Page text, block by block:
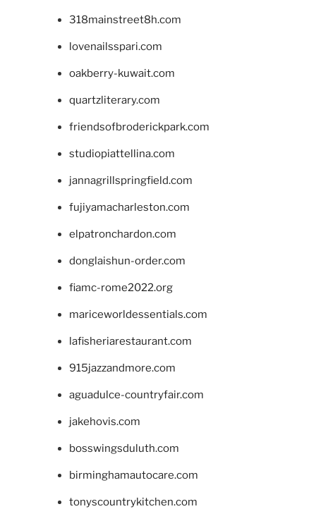
318mainstreet8h.com
lovenailsspari.com
oakberry-kuwait.com
quartzliterary.com
friendsofbroderickpark.com
studiopiattellina.com
jannagrillspringfield.com
fujiyamacharleston.com
elpatronchardon.com
donglaishun-order.com
fiamc-rome2022.org
mariceworldessentials.com
lafisheriarestaurant.com
915jazzandmore.com
aguadulce-countryfair.com
jakehovis.com
bosswingsduluth.com
birminghamautocare.com
tonyscountrykitchen.com